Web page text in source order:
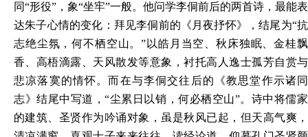
同“形役” ，象“坐牢”一般。他问学李侗前后的两首诗，最能表
达朱子心情的变化：拜见李侗前的《月夜抒怀》，结尾为“抗
志绝尘氛，何不栖空山。”以皓月当空、秋床独眠、金桂飘
香
高梧滴露 天风散发等意象，衬托高人逸士孤芳自赏与
悲凉落寞的情怀。而在与李侗交往后的《教思堂作示诸同
志》结尾中写道，“尘累日以销，何必栖空山”。诗中将儒家
的建筑
圣贤作为吟诵对象，虽是秋 风已起，但天高气爽，